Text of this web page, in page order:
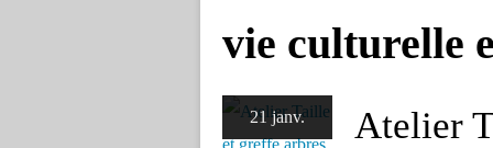
vie culturelle
21 janv.
Atelier